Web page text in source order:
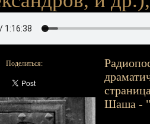
Поделиться:
Шаша -